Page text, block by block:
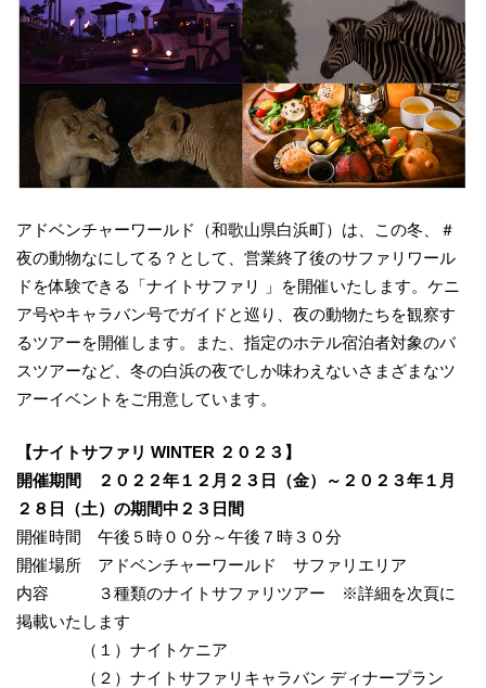
アドベンチャーワールド（和歌山県白浜町）は、この冬、＃
夜の動物なにしてる？として、営業終了後のサファリワール
ドを体験できる「ナイトサファリ 」を開催いたします。ケニ
ア号やキャラバン号でガイドと巡り、夜の動物たちを観察す
るツアーを開催します。また、指定のホテル宿泊者対象のバ
スツアーなど、冬の白浜の夜でしか味わえないさまざまなツ
アーイベントをご用意しています。
【ナイトサファリ WINTER ２０２３】
開催期間 ２０２２年１２月２３日（金）～２０２３年１月
２８日（土）の期間中２３日間
開催時間 午後５時００分～午後７時３０分
開催場所 アドベンチャーワールド サファリエリア
内容 ３種類のナイトサファリツアー ※詳細を次頁に
掲載いたします
（１）ナイトケニア
（２）ナイトサファリキャラバン ディナープラン